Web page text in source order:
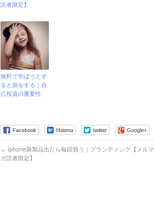
読者限定】
無料で学ぼうとす
ると損をする｜自
己投資の重要性
Facebook Hatena twitter Google+
← iphone新製品出たら毎回買う｜ブランディング【メルマ
ガ読者限定】